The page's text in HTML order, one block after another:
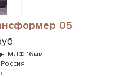
05
МДФ 16мм
Россия